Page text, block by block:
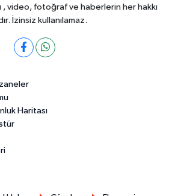
, video, fotoğraf ve haberlerin her hakkı
İzinsiz kullanılamaz.
Haritası